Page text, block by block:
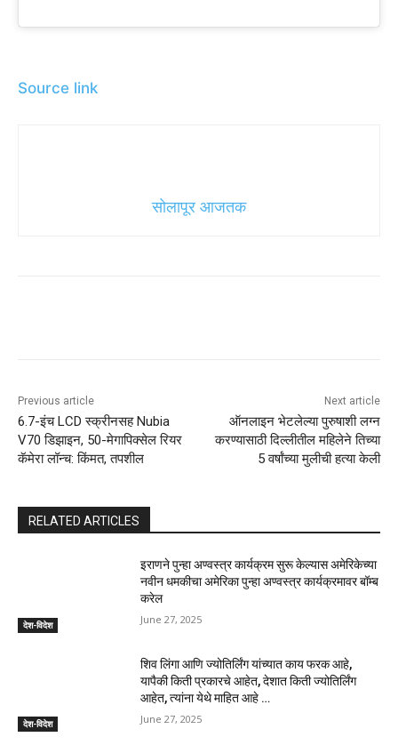
Source link
सोलापूर आजतक
Previous article
6.7-इंच LCD स्क्रीनसह Nubia
V70 डिझाइन, 50-मेगापिक्सेल रियर
कॅमेरा लॉन्च: किंमत, तपशील
Next article
ऑनलाइन भेटलेल्या पुरुषाशी लग्न
करण्यासाठी दिल्लीतील महिलेने तिच्या
5 वर्षांच्या मुलीची हत्या केली
RELATED ARTICLES
देश-विदेश
इराणने पुन्हा अण्वस्त्र कार्यक्रम सुरू केल्यास अमेरिकेच्या
नवीन धमकीचा अमेरिका पुन्हा अण्वस्त्र कार्यक्रमावर बॉम्ब
करेल
June 27, 2025
देश-विदेश
शिव लिंगा आणि ज्योतिर्लिंग यांच्यात काय फरक आहे,
यापैकी किती प्रकारचे आहेत, देशात किती ज्योतिर्लिंग
आहेत, त्यांना येथे माहित आहे …
June 27, 2025